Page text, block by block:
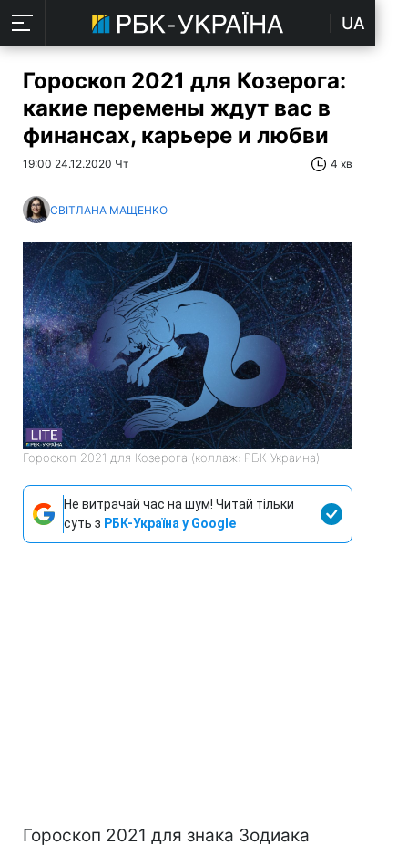
UA
Гороскоп 2021 для Козерога:
какие перемены ждут вас в
финансах, карьере и любви
19:00 24.12.2020 Чт 4 хв
СВІТЛАНА МАЩЕНКО
Гороскоп 2021 для Козерога (коллаж: РБК-Украина)
Не витрачай час на шум! Читай тільки
суть з РБК-Україна у Google
Гороскоп 2021 для знака Зодиака